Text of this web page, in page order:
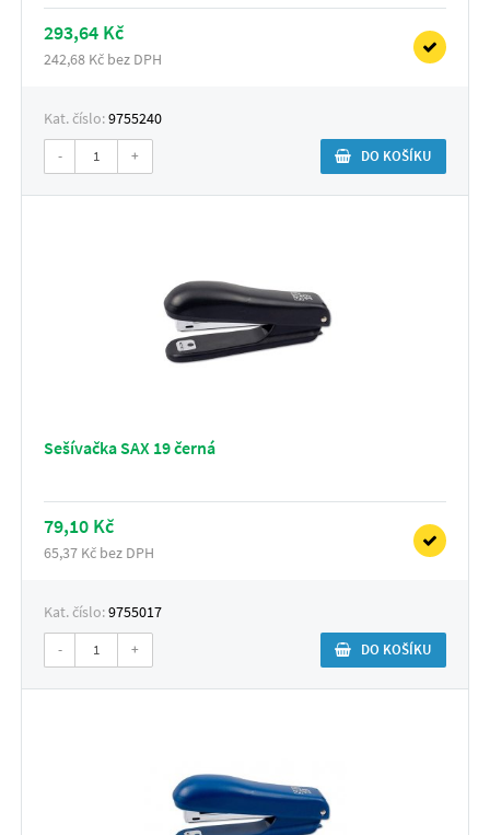
293,64 Kč
242,68 Kč bez DPH
Kat. číslo:9755240
- + DO KOŠÍKU
Sešívačka SAX 19 černá
79,10 Kč
65,37 Kč bez DPH
Kat. číslo:9755017
- + DO KOŠÍKU